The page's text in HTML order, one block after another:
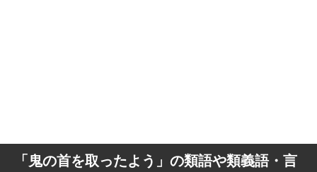
「鬼の首を取ったよう」の類語や類義語・言